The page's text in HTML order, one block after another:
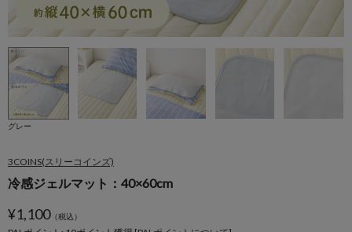
グレー
3COINS(スリーコインズ)
冷感ジェルマット：40×60cm
¥1,100（税込）